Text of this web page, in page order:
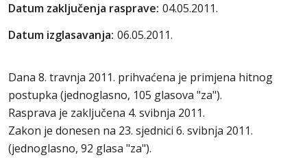
Datum zaključenja rasprave: 04.05.2011.
Datum izglasavanja: 06.05.2011.
Dana 8. travnja 2011. prihvaćena je primjena hitnog
postupka (jednoglasno, 105 glasova "za").
Rasprava je zaključena 4. svibnja 2011.
Zakon je donesen na 23. sjednici 6. svibnja 2011.
(jednoglasno, 92 glasa "za").